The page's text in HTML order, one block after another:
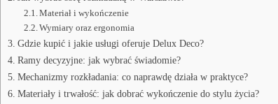
Materiał i wykończenie
Wymiary oraz ergonomia
Gdzie kupić i jakie usługi oferuje Delux Deco?
Ramy decyzyjne: jak wybrać świadomie?
Mechanizmy rozkładania: co naprawdę działa w praktyce?
Materiały i trwałość: jak dobrać wykończenie do stylu życia?